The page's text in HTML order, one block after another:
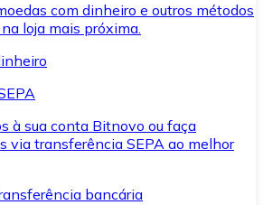
com dinheiro e outros métodos
loja mais próxima.
à sua conta Bitnovo ou faça
via transferência SEPA ao melhor
bancária